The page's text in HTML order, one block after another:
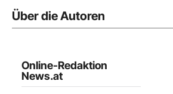
Über die Autoren
Online-Redaktion
News.at